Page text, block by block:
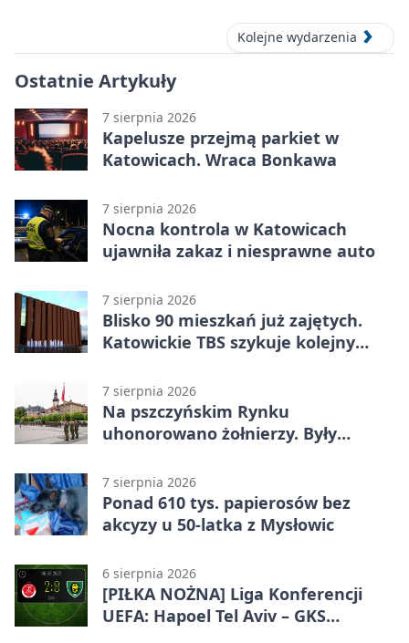
Kolejne wydarzenia
Ostatnie Artykuły
7 sierpnia 2026
Kapelusze przejmą parkiet w
Katowicach. Wraca Bonkawa
7 sierpnia 2026
Nocna kontrola w Katowicach
ujawniła zakaz i niesprawne auto
7 sierpnia 2026
Blisko 90 mieszkań już zajętych.
Katowickie TBS szykuje kolejny
7 sierpnia 2026
Na pszczyńskim Rynku
uhonorowano żołnierzy. Były
7 sierpnia 2026
Ponad 610 tys. papierosów bez
akcyzy u 50-latka z Mysłowic
6 sierpnia 2026
[PIŁKA NOŻNA] Liga Konferencji
UEFA: Hapoel Tel Aviv – GKS